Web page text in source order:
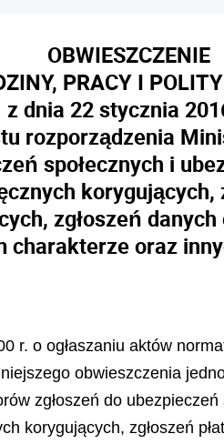
OBWIESZCZENIE
PRACY I
z dnia 22 stycznia
rozporządzenia
społecznych i
zgłoszeń
charakterze oraz
r. o ogłaszaniu aktów
obwieszczenia
zgłoszeń do
korygujących, zgłoszeń